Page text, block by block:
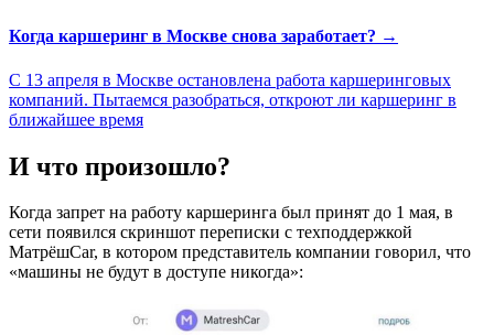
Когда каршеринг в Москве снова заработает? →
С 13 апреля в Москве остановлена работа каршеринговых
компаний. Пытаемся разобраться, откроют ли каршеринг в
ближайшее время
И что произошло?
Когда запрет на работу каршеринга был принят до 1 мая, в
сети появился скриншот переписки с техподдержкой
МатрёшCar, в котором представитель компании говорил, что
«машины не будут в доступе никогда»: